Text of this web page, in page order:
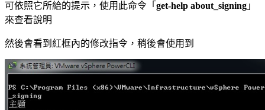
可依照它所給的提示，使用此命令「 get-help about_signing 」
來查看說明
然後會看到紅框內的修改指令，稍後會使用到